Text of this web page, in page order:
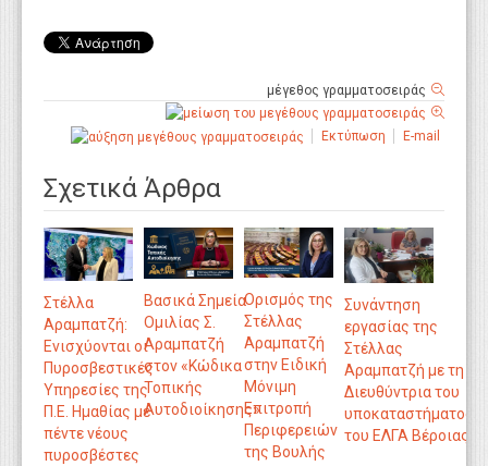
μέγεθος γραμματοσειράς
Εκτύπωση E-mail
Σχετικά Άρθρα
Στέλλα
Αραμπατζή:
Ενισχύονται οι
Πυροσβεστικές
Υπηρεσίες της
Π.Ε. Ημαθίας με
πέντε νέους
πυροσβέστες
Βασικά Σημεία
Ομιλίας Σ.
Αραμπατζή
στον «Κώδικα
Τοπικής
Αυτοδιοίκησης»
Ορισμός της
Στέλλας
Αραμπατζή
στην Ειδική
Μόνιμη
Επιτροπή
Περιφερειών
της Βουλής
Συνάντηση
εργασίας της
Στέλλας
Αραμπατζή με τη
Διευθύντρια του
υποκαταστήματος
του ΕΛΓΑ Βέροιας